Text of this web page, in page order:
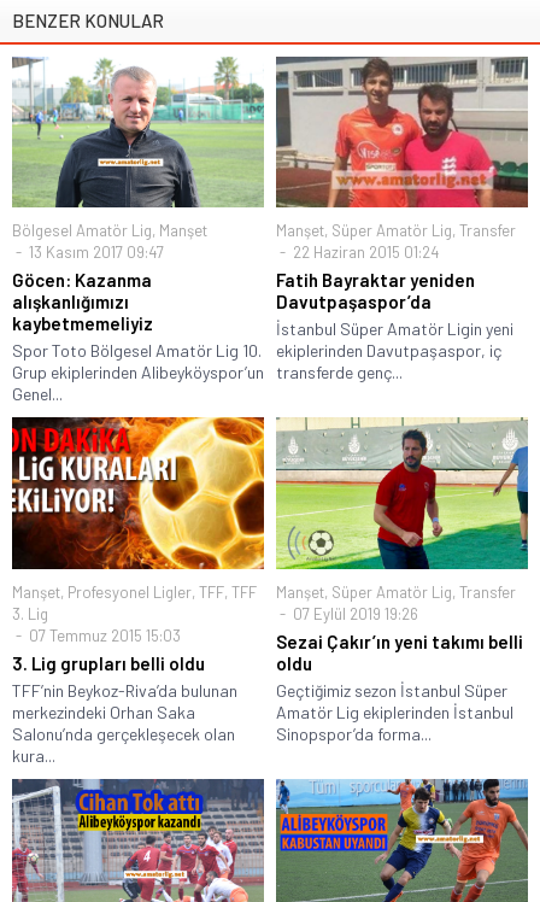
BENZER KONULAR
Bölgesel Amatör Lig, Manşet
13 Kasım 2017 09:47
Göcen: Kazanma
alışkanlığımızı
kaybetmemeliyiz
Spor Toto Bölgesel Amatör Lig 10.
Grup ekiplerinden Alibeyköyspor’un
Genel...
Manşet, Süper Amatör Lig, Transfer
22 Haziran 2015 01:24
Fatih Bayraktar yeniden
Davutpaşaspor’da
İstanbul Süper Amatör Ligin yeni
ekiplerinden Davutpaşaspor, iç
transferde genç...
Manşet, Profesyonel Ligler, TFF, TFF
3. Lig
07 Temmuz 2015 15:03
3. Lig grupları belli oldu
TFF’nin Beykoz-Riva’da bulunan
merkezindeki Orhan Saka
Salonu’nda gerçekleşecek olan
kura...
Manşet, Süper Amatör Lig, Transfer
07 Eylül 2019 19:26
Sezai Çakır’ın yeni takımı belli
oldu
Geçtiğimiz sezon İstanbul Süper
Amatör Lig ekiplerinden İstanbul
Sinopspor’da forma...